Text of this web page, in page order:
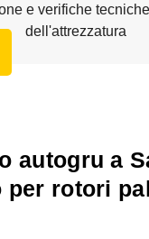
e verifiche
dell'attrezzatura
autogru a
per rotori